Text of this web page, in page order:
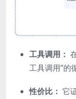
工具调用：
工具调用”的
性价比： 它